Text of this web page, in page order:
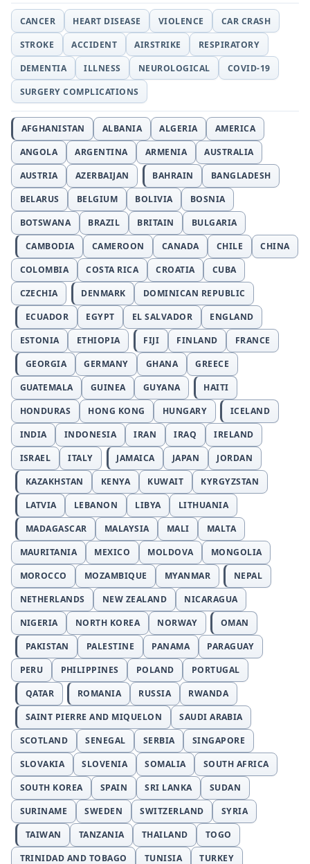
CANCER HEART DISEASE VIOLENCE
CAR CRASH
STROKE
ACCIDENT AIRSTRIKE
RESPIRATORY
DEMENTIA
ILLNESS NEUROLOGICAL
COVID-19
SURGERY COMPLICATIONS
AFGHANISTAN ALBANIA ALGERIA
AMERICA
ANGOLA
ARGENTINA ARMENIA
AUSTRALIA
AUSTRIA
AZERBAIJAN BAHRAIN
BANGLADESH
BELARUS
BELGIUM BOLIVIA
BOSNIA
BOTSWANA
BRAZIL BRITAIN
BULGARIA
CAMBODIA
CAMEROON CANADA CHILE
CHINA
COLOMBIA
COSTA RICA CROATIA
CUBA
CZECHIA
DENMARK
DOMINICAN REPUBLIC
ECUADOR
EGYPT EL SALVADOR
ENGLAND
ESTONIA
ETHIOPIA FIJI FINLAND
FRANCE
GEORGIA
GERMANY GHANA
GREECE
GUATEMALA
GUINEA GUYANA
HAITI
HONDURAS
HONG KONG HUNGARY
ICELAND
INDIA
INDONESIA IRAN IRAQ
IRELAND
ISRAEL
ITALY JAMAICA JAPAN
JORDAN
KAZAKHSTAN
KENYA KUWAIT
KYRGYZSTAN
LATVIA
LEBANON LIBYA
LITHUANIA
MADAGASCAR
MALAYSIA MALI
MALTA
MAURITANIA
MEXICO MOLDOVA
MONGOLIA
MOROCCO
MOZAMBIQUE MYANMAR
NEPAL
NETHERLANDS
NEW ZEALAND
NICARAGUA
NIGERIA
NORTH KOREA NORWAY
OMAN
PAKISTAN
PALESTINE PANAMA
PARAGUAY
PERU
PHILIPPINES POLAND
PORTUGAL
QATAR
ROMANIA RUSSIA
RWANDA
SAINT PIERRE AND MIQUELON
SAUDI ARABIA
SCOTLAND
SENEGAL SERBIA
SINGAPORE
SLOVAKIA
SLOVENIA SOMALIA
SOUTH AFRICA
SOUTH KOREA
SPAIN SRI LANKA
SUDAN
SURINAME
SWEDEN SWITZERLAND
SYRIA
TAIWAN
TANZANIA THAILAND
TOGO
TRINIDAD AND TOBAGO
TUNISIA TURKEY